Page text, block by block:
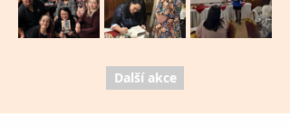
Další akce